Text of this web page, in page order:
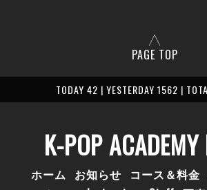
PAGE TOP
TODAY 42 | YESTERDAY 1562 |
K-POP ACADEMY
ホーム お知らせ コース＆料金